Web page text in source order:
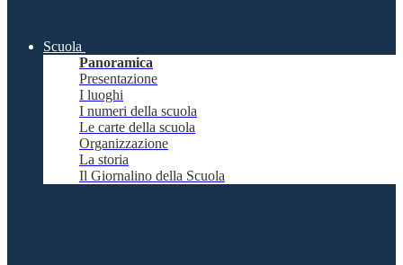
Scuola
Panoramica
Presentazione
I luoghi
I numeri della scuola
Le carte della scuola
Organizzazione
La storia
Il Giornalino della Scuola